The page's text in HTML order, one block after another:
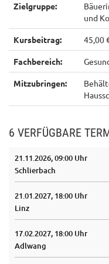
Zielgruppe:
und
Kursbeitrag: 45,00
Fachbereich:
Mitzubringen:
6 VERFÜGBARE
21.11.2026, 09:00 Uhr
Schlierbach
21.01.2027, 18:00 Uhr
Linz
17.02.2027, 18:00 Uhr
Adlwang